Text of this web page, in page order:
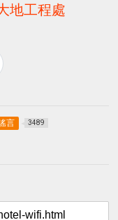
地工程處
言 3489